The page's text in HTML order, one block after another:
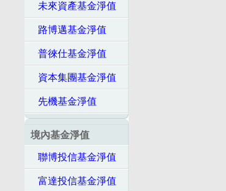
未來資產基金淨值
路博邁基金淨值
普徠仕基金淨值
資本集團基金淨值
先機基金淨值
境內基金淨值
聯博投信基金淨值
富達投信基金淨值